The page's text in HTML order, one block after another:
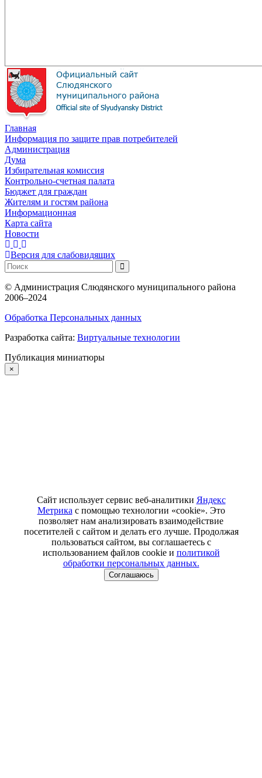
Главная
Информация по защите прав потребителей
Администрация
Дума
Избирательная комиссия
Контрольно-счетная палата
Бюджет для граждан
Жителям и гостям района
Информационная
Карта сайта
Новости
Версия для слабовидящих
© Администрация Слюдянского муниципального района
2006–2024
Обработка Персональных данных
Разработка сайта: Виртуальные технологии
Публикация миниатюры
×
Сайт использует сервис веб-аналитики Яндекс
Метрика с помощью технологии «cookie». Это
позволяет нам анализировать взаимодействие
посетителей с сайтом и делать его лучше. Продолжая
пользоваться сайтом, вы соглашаетесь с
использованием файлов cookie и политикой
обработки персональных данных.
Соглашаюсь